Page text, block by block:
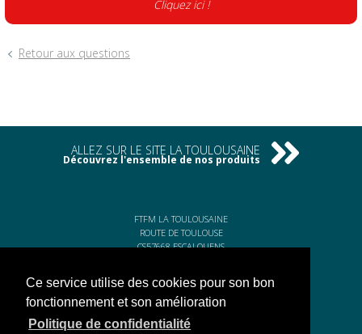
Ce service utilise des cookies pour son bon
fonctionnement et son amélioration
Politique de confidentialité
Cliquez ici !
Retour aux questions
FTFM LA TOULOUSAINE
ROUTE DE TOULOUSE
CS57668 ESCALQUENS
Tél. 05 61 75 31 00
Fax. 05 61 75 31 11
ALLEZ SUR LE SITE LA TOULOUSAINE
Découvrez l'ensemble de nos produits